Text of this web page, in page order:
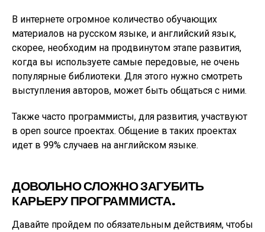
В интернете огромное количество обучающих
материалов на русском языке, и английский язык,
скорее, необходим на продвинутом этапе развития,
когда вы используете самые передовые, не очень
популярные библиотеки. Для этого нужно смотреть
выступления авторов, может быть общаться с ними.
Также часто программисты, для развития, участвуют
в open source проектах. Общение в таких проектах
идет в 99% случаев на английском языке.
ДОВОЛЬНО СЛОЖНО ЗАГУБИТЬ
КАРЬЕРУ ПРОГРАММИСТА.
Давайте пройдем по обязательным действиям, чтобы